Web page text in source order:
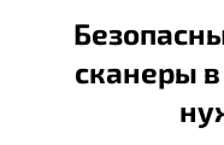
сканеры